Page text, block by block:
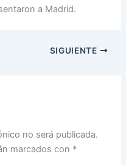
a Madrid.
SIGUIENTE
no será publicada.
marcados con *